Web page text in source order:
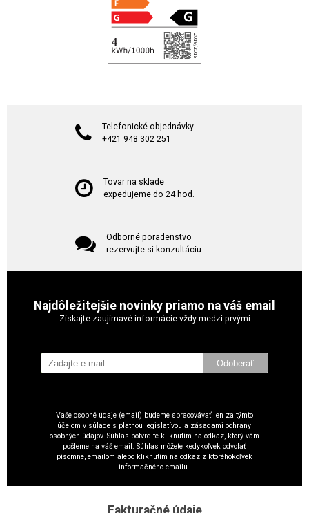
Telefonické objednávky
+421 948 302 251
Tovar na sklade
expedujeme do 24 hod.
Odborné poradenstvo
rezervujte si konzultáciu
Najdôležitejšie novinky priamo na váš email
Získajte zaujímavé informácie vždy medzi prvými
Odoberať
Vaše osobné údaje (email) budeme spracovávať len za týmto
účelom v súlade s platnou legislatívou a zásadami ochrany
osobných údajov. Súhlas potvrdíte kliknutím na odkaz, ktorý vám
pošleme na váš email. Súhlas môžete kedykoľvek odvolať
písomne, emailom alebo kliknutím na odkaz z ktoréhokoľvek
informačného emailu.